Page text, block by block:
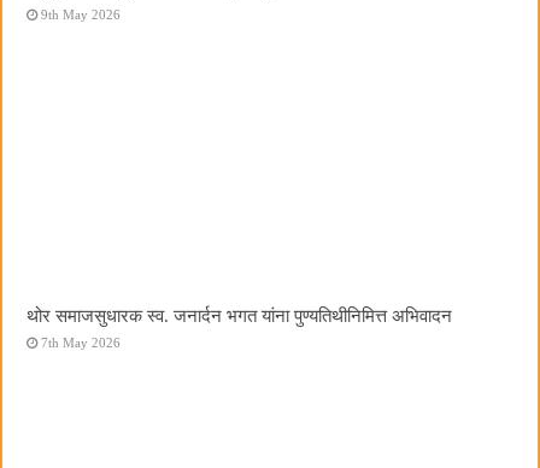
9th May 2026
थोर समाजसुधारक स्व. जनार्दन भगत यांना पुण्यतिथीनिमित्त अभिवादन
7th May 2026